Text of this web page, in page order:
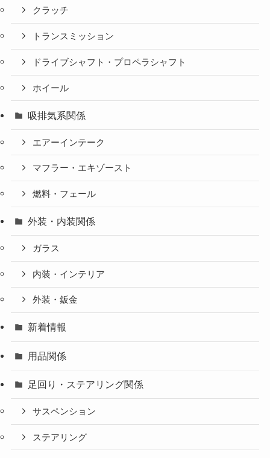
クラッチ
トランスミッション
ドライブシャフト・プロペラシャフト
ホイール
吸排気系関係
エアーインテーク
マフラー・エキゾースト
燃料・フェール
外装・内装関係
ガラス
内装・インテリア
外装・鈑金
新着情報
用品関係
足回り・ステアリング関係
サスペンション
ステアリング